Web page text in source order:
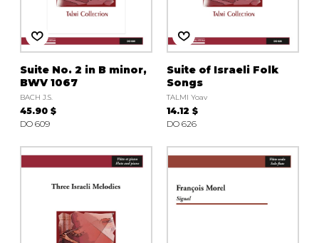
Suite No. 2 in B minor,
BWV 1067
BACH J.S.
45.90 $
DO 609
Suite of Israeli Folk
Songs
TALMI Yoav
14.12 $
DO 626